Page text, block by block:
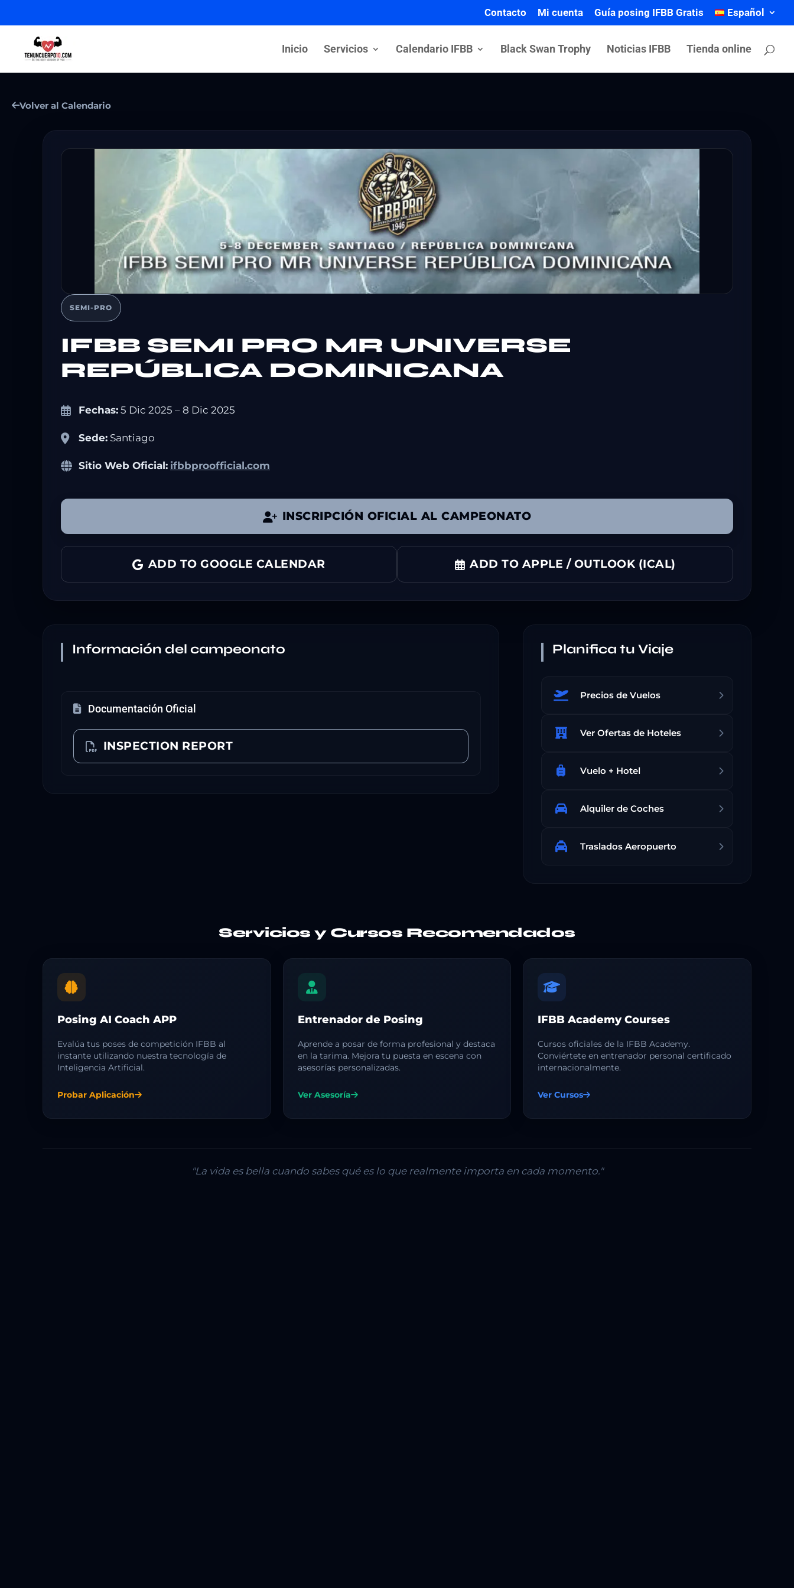
Contacto Mi cuenta Guía posing IFBB Gratis Español
Inicio Servicios Calendario IFBB Black Swan Trophy Noticias IFBB Tienda online
Volver al Calendario
SEMI-PRO
IFBB SEMI PRO MR UNIVERSE
REPÚBLICA DOMINICANA
Fechas: 5 Dic 2025 – 8 Dic 2025
Sede: Santiago
Sitio Web Oficial: ifbbproofficial.com
INSCRIPCIÓN OFICIAL AL CAMPEONATO
ADD TO GOOGLE CALENDAR ADD TO APPLE / OUTLOOK (ICAL)
Información del campeonato
Documentación Oficial
INSPECTION REPORT
Planifica tu Viaje
Precios de Vuelos
Ver Ofertas de Hoteles
Vuelo + Hotel
Alquiler de Coches
Traslados Aeropuerto
Servicios y Cursos Recomendados
Posing AI Coach APP
Evalúa tus poses de competición IFBB al
instante utilizando nuestra tecnología de
Inteligencia Artificial.
Probar Aplicación
Entrenador de Posing
Aprende a posar de forma profesional y destaca
en la tarima. Mejora tu puesta en escena con
asesorías personalizadas.
Ver Asesoría
IFBB Academy Courses
Cursos oficiales de la IFBB Academy.
Conviértete en entrenador personal certificado
internacionalmente.
Ver Cursos
"La vida es bella cuando sabes qué es lo que realmente importa en cada momento."